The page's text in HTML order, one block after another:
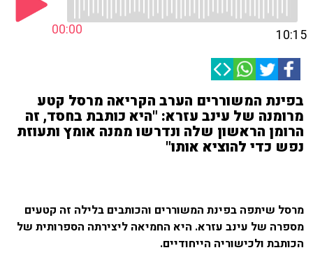
00:00 10:15
בפינת המשוררים הערב הקריאה מרסל קטע
מרומנה של עינב עזרא: "היא כותבת בחסד, זה
הרומן הראשון שלה ונדרשו ממנה אומץ ותעוזת
נפש כדי להוציא אותו"
מרסל שיתפה בפינת המשוררים והכותבים בלילה זה קטעים
מספרה של עינב עזרא. היא החמיאה ליצירתה הספרותית של
הכותבת ולכישוריה הייחודיים.